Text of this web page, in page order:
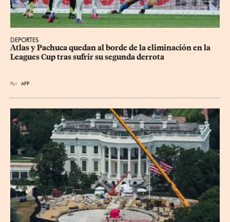
DEPORTES
Atlas y Pachuca quedan al borde de la eliminación en la
Leagues Cup tras sufrir su segunda derrota
Por AFP